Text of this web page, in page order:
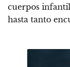
cuerpos
hasta tanto